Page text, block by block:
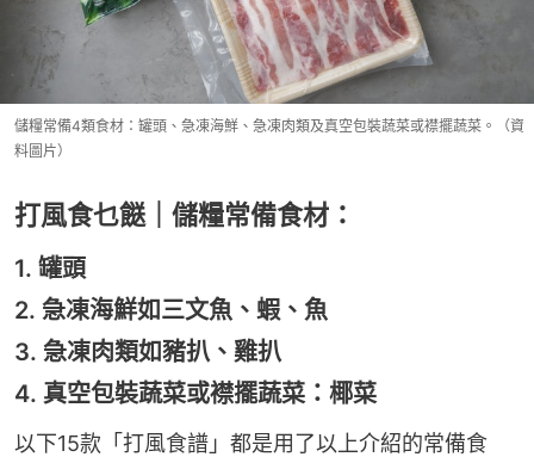
儲糧常備4類食材：罐頭、急凍海鮮、急凍肉類及真空包裝蔬菜或襟擺蔬菜。（資
料圖片）
打風食乜餸｜儲糧常備食材：
1. 罐頭
2. 急凍海鮮如三文魚、蝦、魚
3. 急凍肉類如豬扒、雞扒
4. 真空包裝蔬菜或襟擺蔬菜：椰菜
以下15款「打風食譜」都是用了以上介紹的常備食